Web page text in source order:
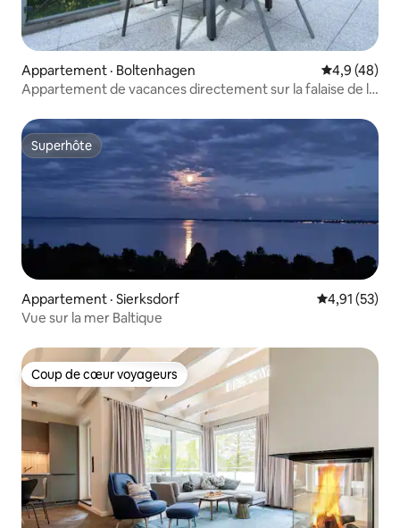
Appartement · Boltenhagen Note
4,9 (48)
Appartement de vacances directement sur la falaise de la
Superhôte
Superhôte
Appartement · Sierksdorf Note
4,91 (53)
Vue sur la mer Baltique
Coup de cœur voyageurs
Coup de cœur voyageurs